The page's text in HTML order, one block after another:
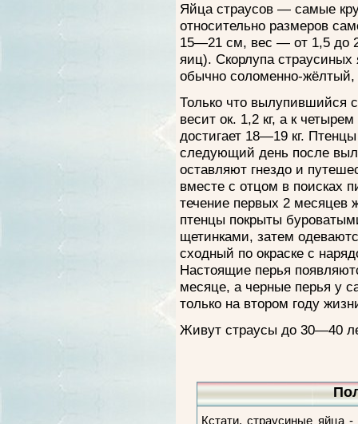
Яйца страусов — самые
относительно размеров
15—21 см, вес — от 1,5 до
яиц). Скорлупа
обычно соломенно-
Только что вылупившийся
весит ок. 1,2 кг, а к
достигает 18—19 кг.
следующий день после
оставляют гнездо и
вместе с отцом в поисках
течение первых 2 месяцев
птенцы покрыты
щетинками, затем
сходный по окраске с
Настоящие перья
месяце, а черные перья у
только на втором году
Живут страусы до 30—40
Кстати, страусиные яйца